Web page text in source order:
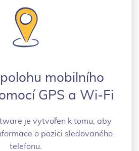
mobilního
GPS a Wi-Fi
je vytvořen k tomu, aby
o pozici sledovaného
telefonu.